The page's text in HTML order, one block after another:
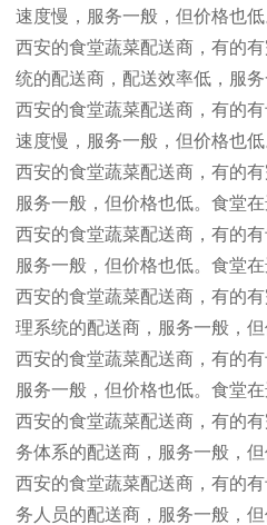
速度慢，服务一般，但价格也
西安的食堂蔬菜配送商，有的
统的配送商，配送效率低，服
西安的食堂蔬菜配送商，有的
速度慢，服务一般，但价格也
西安的食堂蔬菜配送商，有的
服务一般，但价格也低。食堂
西安的食堂蔬菜配送商，有的
服务一般，但价格也低。食堂
西安的食堂蔬菜配送商，有的
理系统的配送商，服务一般，
西安的食堂蔬菜配送商，有的
服务一般，但价格也低。食堂
西安的食堂蔬菜配送商，有的
务体系的配送商，服务一般，
西安的食堂蔬菜配送商，有的
务人员的配送商，服务一般，